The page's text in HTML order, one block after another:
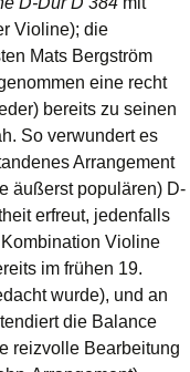
Violine); die
Mats Bergström
eine recht
bereits zu seinen
So verwundert es
Arrangement
äußerst populären) D-
erfreut, jedenfalls
Violine
im frühen 19.
wurde), und an
die Balance
reizvolle Bearbeitung